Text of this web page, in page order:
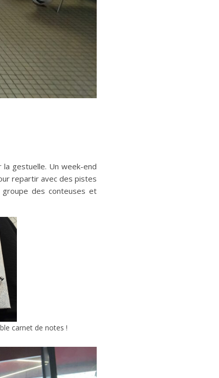
la gestuelle. Un week-end
repartir avec des pistes
groupe des conteuses et
carnet de notes !